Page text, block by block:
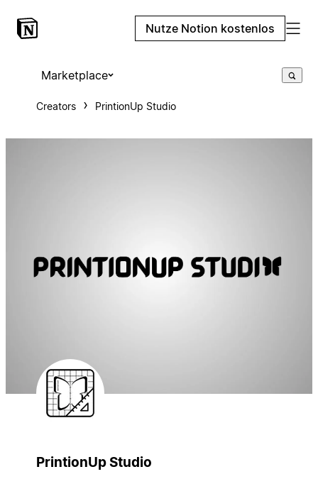
Nutze Notion kostenlos
Marketplace
Creators PrintionUp Studio
PrintionUp Studio